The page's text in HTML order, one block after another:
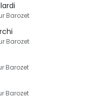
Barozet
Barozet
Barozet
Barozet